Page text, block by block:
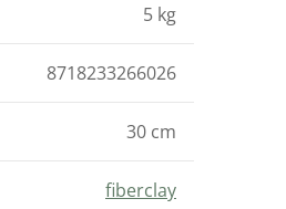
5 kg
8718233266026
30 cm
fiberclay